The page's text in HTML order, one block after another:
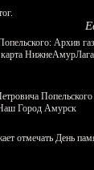
Архив
Наш Город Амурск
отмечать День